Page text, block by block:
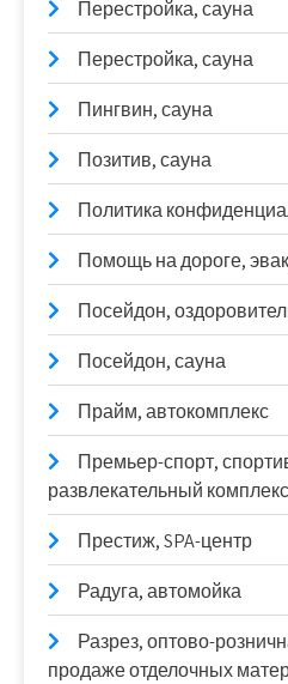
Перестройка, сауна
Перестройка, сауна
Пингвин, сауна
Позитив, сауна
Политика
Помощь на дороге,
Посейдон,
Посейдон, сауна
Прайм, автокомплекс
Премьер-спорт,
развлекательный комплекс
Престиж, SPA-центр
Радуга, автомойка
Разрез, оптово-
продаже отделочных